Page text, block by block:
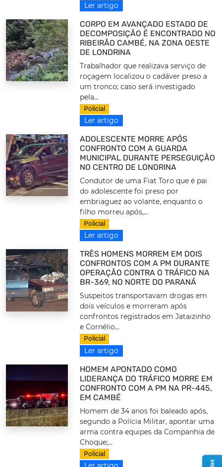
Ler artigo
CORPO EM AVANÇADO ESTADO DE
DECOMPOSIÇÃO É ENCONTRADO NO
RIBEIRÃO CAMBÉ, NA ZONA OESTE
DE LONDRINA
Trabalhador que realizava serviço de
roçagem localizou o cadáver preso a
um tronco; caso será investigado
pela...
Policial
Ler artigo
ADOLESCENTE MORRE APÓS
CONFRONTO COM A GUARDA
MUNICIPAL DURANTE PERSEGUIÇÃO
NO CENTRO DE LONDRINA
Condutor de uma Fiat Toro que é pai
do adolescente foi preso por
embriaguez ao volante, enquanto o
filho morreu após,...
Policial
Ler artigo
TRÊS HOMENS MORREM EM DOIS
CONFRONTOS COM A PM DURANTE
OPERAÇÃO CONTRA O TRÁFICO NA
BR-369, NO NORTE DO PARANÁ
Suspeitos transportavam drogas em
dois veículos e morreram após
confrontos registrados em Jataizinho
e Cornélio...
Policial
Ler artigo
HOMEM APONTADO COMO
LIDERANÇA DO TRÁFICO MORRE EM
CONFRONTO COM A PM NA PR-445,
EM CAMBÉ
Homem de 34 anos foi baleado após,
segundo a Polícia Militar, apontar uma
arma contra equipes da Companhia de
Choque;...
Policial